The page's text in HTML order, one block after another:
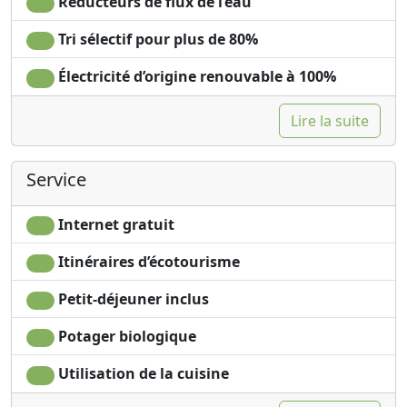
Tri sélectif pour plus de 80%
Électricité d’origine renouvable à 100%
Lire la suite
Service
Internet gratuit
Itinéraires d’écotourisme
Petit-déjeuner inclus
Potager biologique
Utilisation de la cuisine